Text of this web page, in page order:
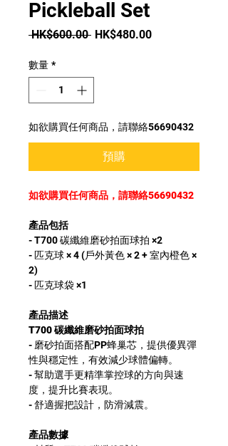
Pickleball Set
HK$600.00 一
格
HK$480.00促
數量 *
如欲購買任何商品，請聯絡56690432
預購
如欲購買任何商品，請聯絡56690432
產品包括
- T700 碳纖維磨砂拍面球拍 ×2
​- 匹克球 × 4 (戶外黃色 × 2 + 室內橙色 ×
2)
- 匹克球袋 ×1
產品描述
T700 碳纖維磨砂拍面球拍
- 磨砂拍面搭配PP蜂巢芯，提供優異彈
性與穩定性，有效減少球體偏轉。
- 幫助選手更精準掌控球的方向與速
度，提升比賽表現。
- 舒適握把設計，防滑減震。
產品數據